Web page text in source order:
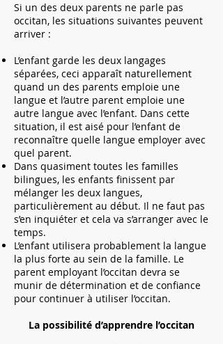
Si un des deux parents ne parle pas
occitan, les situations suivantes peuvent
arriver :
L’enfant garde les deux langages
séparées, ceci apparaît naturellement
quand un des parents emploie une
langue et l’autre parent emploie une
autre langue avec l’enfant. Dans cette
situation, il est aisé pour l’enfant de
reconnaître quelle langue employer avec
quel parent.
Dans quasiment toutes les familles
bilingues, les enfants finissent par
mélanger les deux langues,
particulièrement au début. Il ne faut pas
s’en inquiéter et cela va s’arranger avec le
temps.
L’enfant utilisera probablement la langue
la plus forte au sein de la famille. Le
parent employant l’occitan devra se
munir de détermination et de confiance
pour continuer à utiliser l’occitan.
La possibilité d’apprendre l’occitan